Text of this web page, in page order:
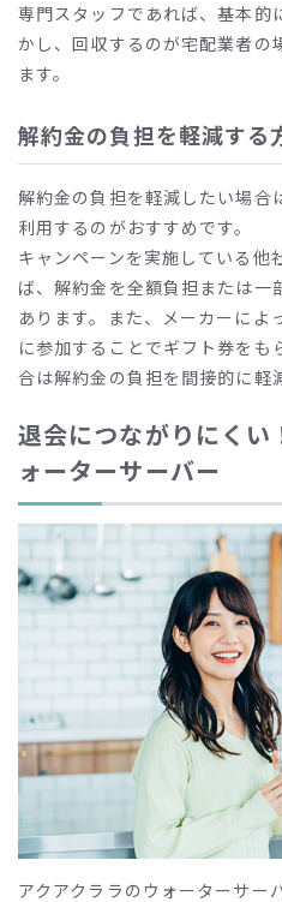
専門スタッフであれば、基本的
かし、回収するのが宅配業者の
ます。
解約金の負担を軽減する
解約金の負担を軽減したい場合
利用するのがおすすめです。
キャンペーンを実施している他
ば、解約金を全額負担または一
あります。また、メーカーによ
に参加することでギフト券をも
合は解約金の負担を間接的に軽
退会につながりにくい
ォーターサーバー
アクアクララのウォーターサー